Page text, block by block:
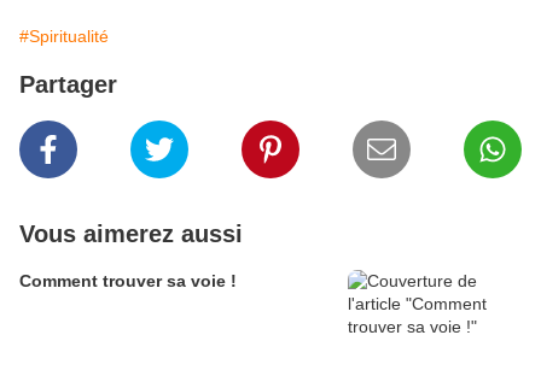
#Spiritualité
Partager
Vous aimerez aussi
Comment trouver sa voie !